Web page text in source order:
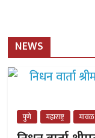
NEWS
पुणे महाराष्ट्र मावळ